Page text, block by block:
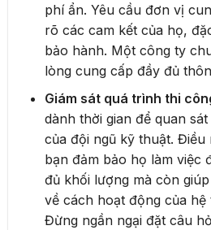
phí ẩn. Yêu cầu đơn vị
rõ các cam kết của họ,
bảo hành. Một công ty
lòng cung cấp đầy đủ
Giám sát quá trình thi
dành thời gian để quan
của đội ngũ kỹ thuật. Điều
bạn đảm bảo họ làm việc
đủ khối lượng mà còn
về cách hoạt động của hệ
Đừng ngần ngại đặt câu